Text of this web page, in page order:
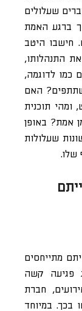
שעלולים
ברגע האמת
חישבו היטב
התנהלותו,
כמו לדוגמה,
האם
ומהי תוכנית
אמת? באופן
שעלולות
שלו.
מתייחסים
פגיעה קשה
חברת
בכך. במיוחד